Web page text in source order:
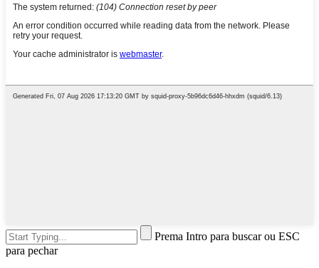
Prema Intro para buscar ou ESC
para pechar